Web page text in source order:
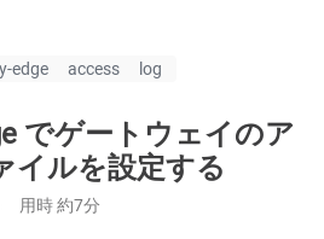
edge access log
でゲートウェイのア
イルを設定する
用時 約7分